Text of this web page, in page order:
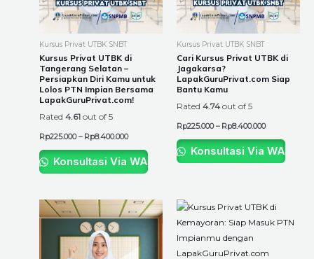
Kursus Privat UTBK SNBT
Kursus Privat UTBK di
Tangerang Selatan –
Persiapkan Diri Kamu untuk
Lolos PTN Impian Bersama
LapakGuruPrivat.com!
Rated 4.61 out of 5
Rp225.000 – Rp8.400.000
options
may
chosen
on
the
product
Konsultasi Via WA
Kursus Privat UTBK SNBT
Cari Kursus Privat UTBK di
Jagakarsa?
LapakGuruPrivat.com Siap
Bantu Kamu
Rated 4.74 out of 5
Rp225.000 – Rp8.400.000
options
may
chosen
Konsultasi Via WA
Price
range:
Rp225.000
through
This
product
has
multiple
Price
Rp225.000
This
product
multiple